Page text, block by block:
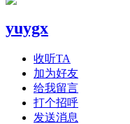
yuygx
收听TA
加为好友
给我留言
打个招呼
发送消息